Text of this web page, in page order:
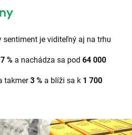
sentiment je viditeľný aj na trhu
% a nachádza sa pod 64 000
takmer3 % a blíži sa k 1 700